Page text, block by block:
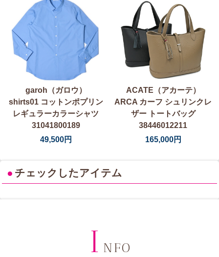
garoh（ガロウ）
shirts01 コットンポプリン
レギュラーカラーシャツ
31041800189
49,500円
ACATE（アカーテ）
ARCA カーフ シュリンクレ
ザー トートバッグ
38446012211
165,000円
● チェックしたアイテム
I NFO